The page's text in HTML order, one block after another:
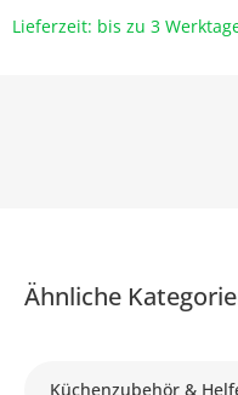
Lieferzeit: bis zu 3
Ähnliche
Küchenzubehör &